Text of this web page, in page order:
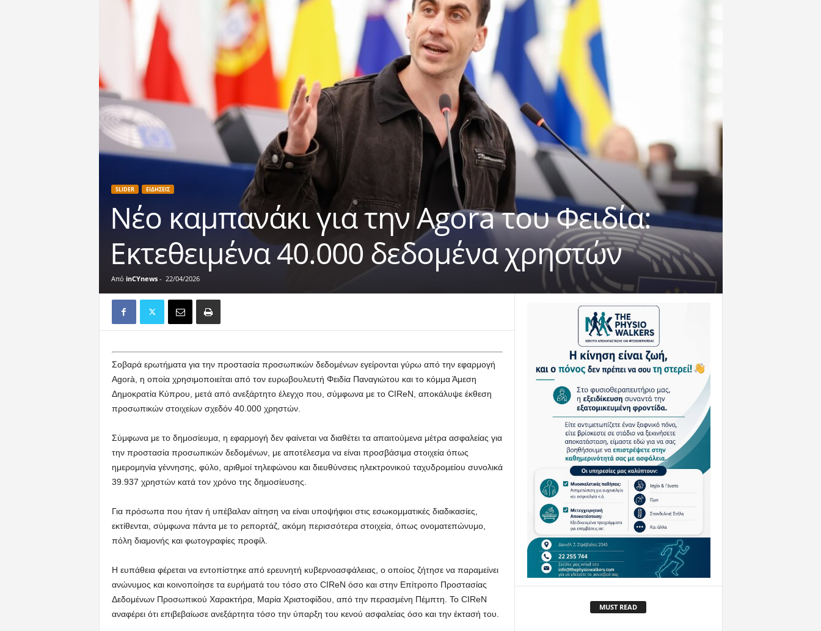
SLIDER ΕΙΔΗΣΕΙΣ
Νέο καμπανάκι για την Agora του Φειδία:
Εκτεθειμένα 40.000 δεδομένα χρηστών
Από inCYnews- 22/04/2026
Σοβαρά ερωτήματα για την προστασία προσωπικών δεδομένων εγείρονται γύρω από την εφαρμογή
Agorà, η οποία χρησιμοποιείται από τον ευρωβουλευτή Φειδία Παναγιώτου και το κόμμα Άμεση
Δημοκρατία Κύπρου, μετά από ανεξάρτητο έλεγχο που, σύμφωνα με το CIReN, αποκάλυψε έκθεση
προσωπικών στοιχείων σχεδόν 40.000 χρηστών.
Σύμφωνα με το δημοσίευμα, η εφαρμογή δεν φαίνεται να διαθέτει τα απαιτούμενα μέτρα ασφαλείας για
την προστασία προσωπικών δεδομένων, με αποτέλεσμα να είναι προσβάσιμα στοιχεία όπως
ημερομηνία γέννησης, φύλο, αριθμοί τηλεφώνου και διευθύνσεις ηλεκτρονικού ταχυδρομείου συνολικά
39.937 χρηστών κατά τον χρόνο της δημοσίευσης.
Για πρόσωπα που ήταν ή υπέβαλαν αίτηση να είναι υποψήφιοι στις εσωκομματικές διαδικασίες,
εκτίθενται, σύμφωνα πάντα με το ρεπορτάζ, ακόμη περισσότερα στοιχεία, όπως ονοματεπώνυμο,
πόλη διαμονής και φωτογραφίες προφίλ.
Η ευπάθεια φέρεται να εντοπίστηκε από ερευνητή κυβερνοασφάλειας, ο οποίος ζήτησε να παραμείνει
ανώνυμος και κοινοποίησε τα ευρήματά του τόσο στο CIReN όσο και στην Επίτροπο Προστασίας
Δεδομένων Προσωπικού Χαρακτήρα, Μαρία Χριστοφίδου, από την περασμένη Πέμπτη. Το CIReN
αναφέρει ότι επιβεβαίωσε ανεξάρτητα τόσο την ύπαρξη του κενού ασφαλείας όσο και την έκτασή του.
MUST READ